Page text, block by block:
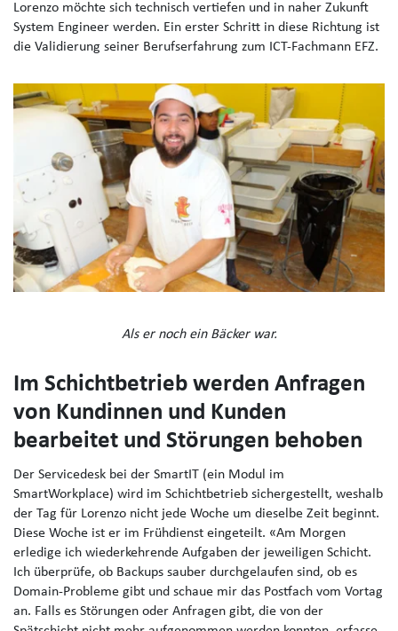
Lorenzo möchte sich technisch vertiefen und in naher Zukunft
System Engineer werden. Ein erster Schritt in diese Richtung ist
die Validierung seiner Berufserfahrung zum ICT-Fachmann EFZ.
Als er noch ein Bäcker war.
Im Schichtbetrieb werden Anfragen
von Kundinnen und Kunden
bearbeitet und Störungen behoben
Der Servicedesk bei der SmartIT (ein Modul im
SmartWorkplace) wird im Schichtbetrieb sichergestellt, weshalb
der Tag für Lorenzo nicht jede Woche um dieselbe Zeit beginnt.
Diese Woche ist er im Frühdienst eingeteilt. «Am Morgen
erledige ich wiederkehrende Aufgaben der jeweiligen Schicht.
Ich überprüfe, ob Backups sauber durchgelaufen sind, ob es
Domain-Probleme gibt und schaue mir das Postfach vom Vortag
an. Falls es Störungen oder Anfragen gibt, die von der